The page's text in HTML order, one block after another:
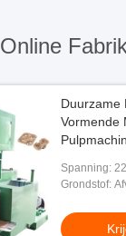
Online
Duurzame
Vormende
Spanning:
60HZ
Grondstof: